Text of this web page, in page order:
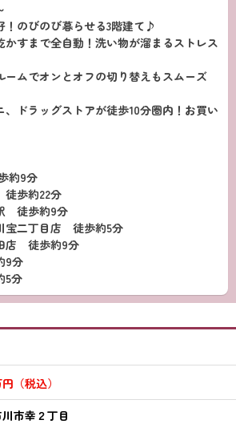
！のびのび暮らせる3階建て♪
かすまで全自動！洗い物が溜まるストレス
ームでオンとオフの切り替えもスムーズ
、ドラッグストアが徒歩10分圏内！お買い
約9分
徒歩約22分
徒歩約9分
宝二丁目店 徒歩約5分
店 徒歩約9分
9分
5分
（税込）
市幸２丁目